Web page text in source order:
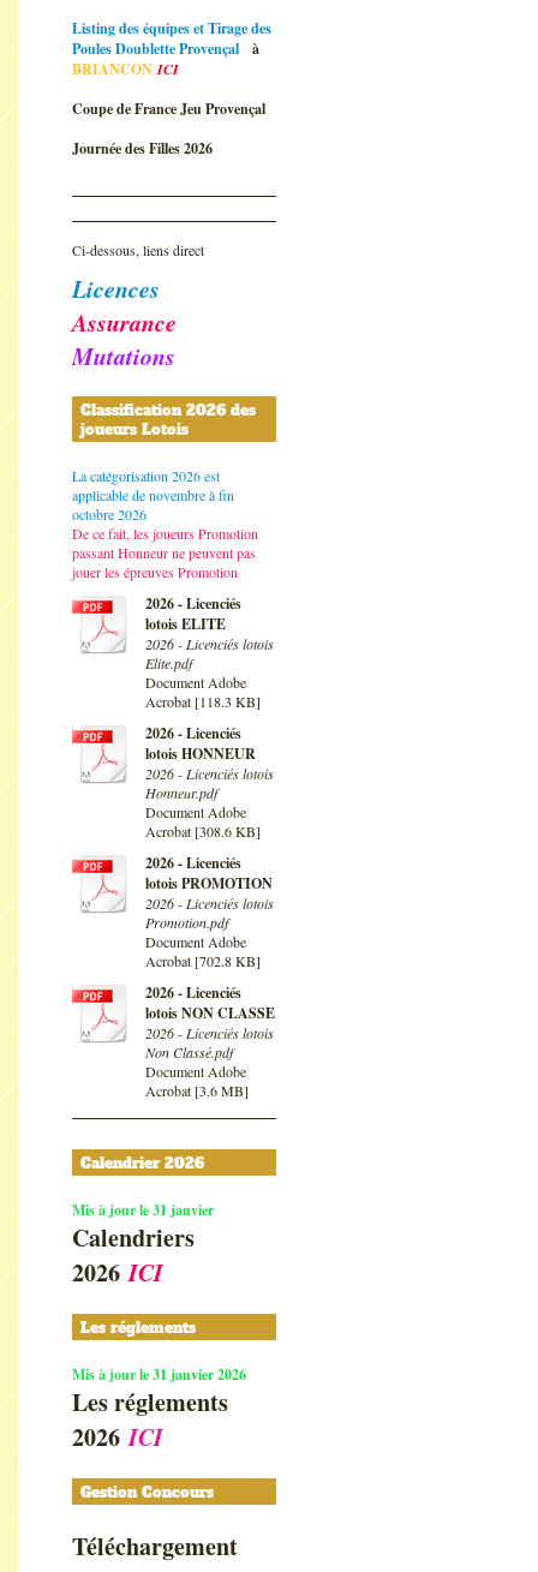
Listing des équipes et Tirage des
Poules Doublette Provençal
à
BRIANCONICI
Coupe de France Jeu Provençal
Journée des Filles 2026
Ci-dessous, liens direct
Licences
Assurance
Mutations
Classification 2026 des
joueurs Lotois
La catégorisation 2026 est
applicable de novembre à fin
octobre 2026
De ce fait, les joueurs Promotion
passant Honneur ne peuvent pas
jouer les épreuves Promotion
2026 - Licenciés
lotois ELITE
2026 - Licenciés lotois
Elite.pdf
Document Adobe
Acrobat [118.3 KB]
2026 - Licenciés
lotois HONNEUR
2026 - Licenciés lotois
Honneur.pdf
Document Adobe
Acrobat [308.6 KB]
2026 - Licenciés
lotois PROMOTION
2026 - Licenciés lotois
Promotion.pdf
Document Adobe
Acrobat [702.8 KB]
2026 - Licenciés
lotois NON CLASSE
2026 - Licenciés lotois
Non Classé.pdf
Document Adobe
Acrobat [3.6 MB]
Calendrier 2026
Mis à jour le 31 janvier
Calendriers
2026ICI
Les réglements
Mis à jour le 31 janvier 2026
Les réglements
2026ICI
Gestion Concours
Téléchargement